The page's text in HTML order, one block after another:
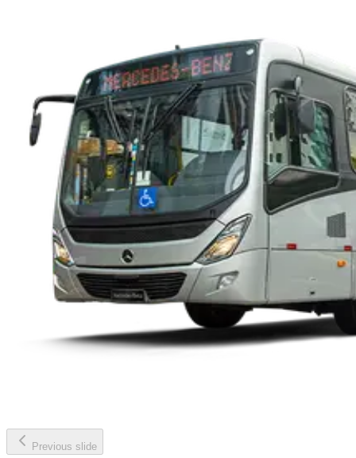
Previous slide